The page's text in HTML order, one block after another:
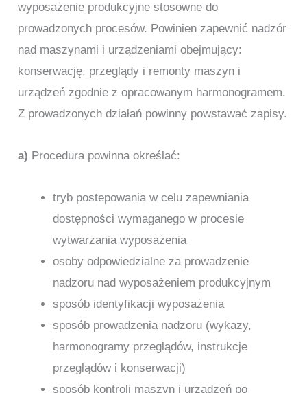
wyposażenie produkcyjne stosowne do
prowadzonych procesów. Powinien zapewnić nadzór
nad maszynami i urządzeniami obejmujący:
konserwację, przeglądy i remonty maszyn i
urządzeń zgodnie z opracowanym harmonogramem.
Z prowadzonych działań powinny powstawać zapisy.
a) Procedura powinna określać:
tryb postepowania w celu zapewniania
dostępności wymaganego w procesie
wytwarzania wyposażenia
osoby odpowiedzialne za prowadzenie
nadzoru nad wyposażeniem produkcyjnym
sposób identyfikacji wyposażenia
sposób prowadzenia nadzoru (wykazy,
harmonogramy przeglądów, instrukcje
przeglądów i konserwacji)
sposób kontroli maszyn i urządzeń po